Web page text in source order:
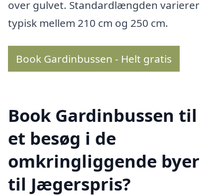
over gulvet. Standardlængden varierer
typisk mellem 210 cm og 250 cm.
Book Gardinbussen - Helt gratis
Book Gardinbussen til
et besøg i de
omkringliggende byer
til Jægerspris?